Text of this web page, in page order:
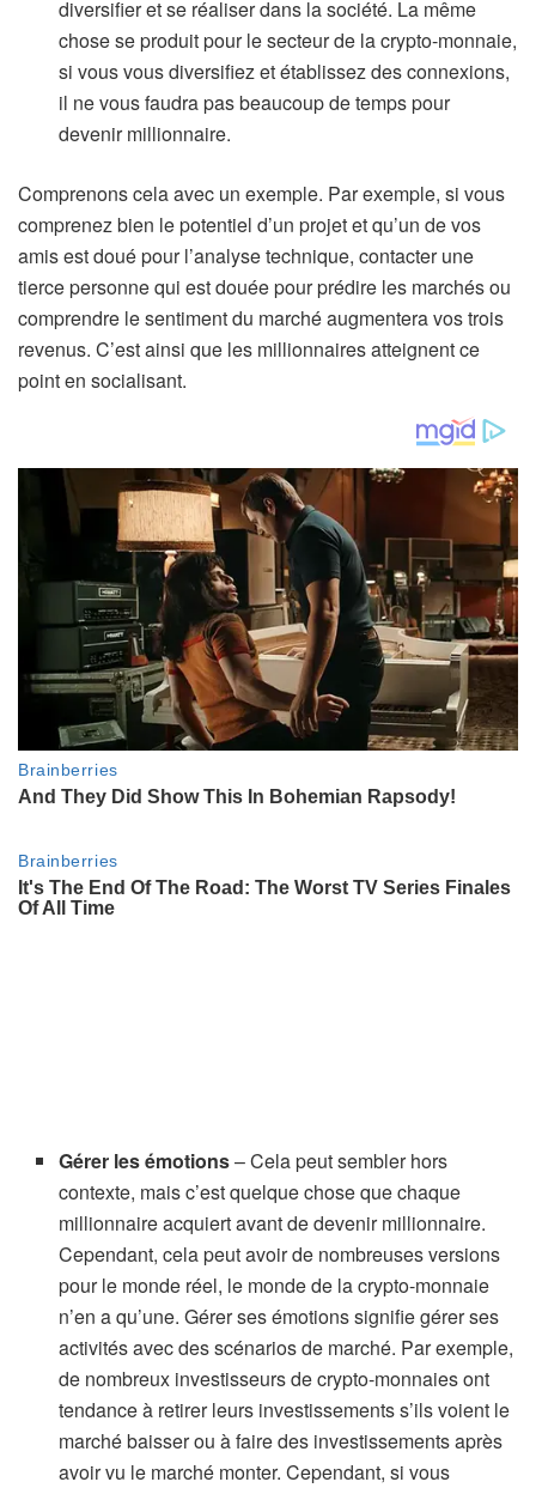
diversifier et se réaliser dans la société. La même
chose se produit pour le secteur de la crypto-monnaie,
si vous vous diversifiez et établissez des connexions,
il ne vous faudra pas beaucoup de temps pour
devenir millionnaire.
Comprenons cela avec un exemple. Par exemple, si vous
comprenez bien le potentiel d’un projet et qu’un de vos
amis est doué pour l’analyse technique, contacter une
tierce personne qui est douée pour prédire les marchés ou
comprendre le sentiment du marché augmentera vos trois
revenus. C’est ainsi que les millionnaires atteignent ce
point en socialisant.
Gérer les émotions– Cela peut sembler hors
contexte, mais c’est quelque chose que chaque
millionnaire acquiert avant de devenir millionnaire.
Cependant, cela peut avoir de nombreuses versions
pour le monde réel, le monde de la crypto-monnaie
n’en a qu’une. Gérer ses émotions signifie gérer ses
activités avec des scénarios de marché. Par exemple,
de nombreux investisseurs de crypto-monnaies ont
tendance à retirer leurs investissements s’ils voient le
marché baisser ou à faire des investissements après
avoir vu le marché monter. Cependant, si vous